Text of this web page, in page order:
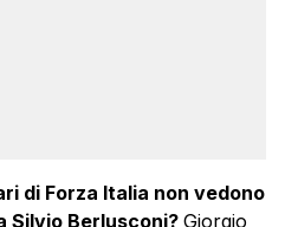
di Forza Italia non vedono
Silvio Berlusconi? Giorgio